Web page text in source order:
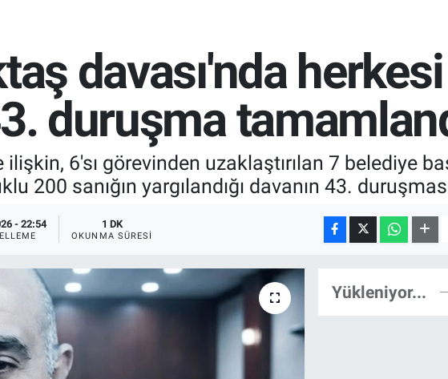
davası'nda
duruşma
6'sı görevinden uzaklaştırılan 7 belediye
200 sanığın yargılandığı davanın 43.
- 22:54 1 DK
OKUNMA SÜRESI
Yükleniyor...